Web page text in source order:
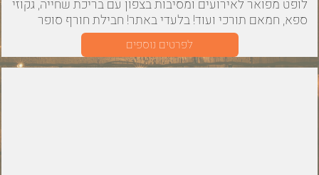
לופט מפואר לאירועים ומסיבות בצפון עם בריכת שחייה, גקוזי
ספא, חמאם תורכי ועוד! בלעדי באתר! חבילת חורף סופר
משתלמת למסיבות רווקים/ רווקות !
לפרטים נוספים